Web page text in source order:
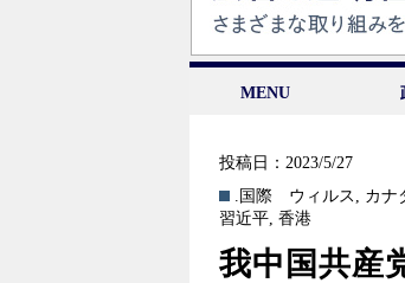
MENU
投稿日：2023/5/27
.国際
ウィルス , カナ
習近平, 香港
我中国共産